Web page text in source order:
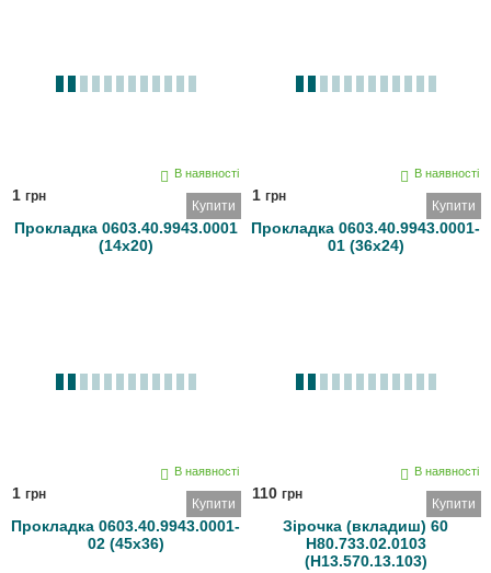
В наявності
1 грн
Купити
Прокладка 0603.40.9943.0001
(14х20)
В наявності
1 грн
Купити
Прокладка 0603.40.9943.0001-
01 (36х24)
В наявності
1 грн
Купити
Прокладка 0603.40.9943.0001-
02 (45х36)
В наявності
110 грн
Купити
Зірочка (вкладиш) 60
Н80.733.02.0103
(Н13.570.13.103)